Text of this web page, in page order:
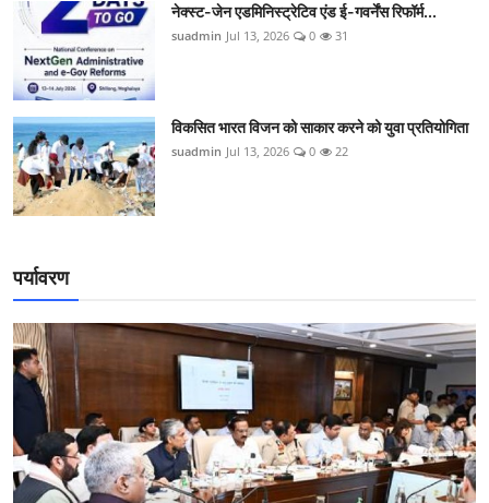
नेक्स्ट-जेन एडमिनिस्ट्रेटिव एंड ई-गवर्नेंस रिफॉर्म...
suadmin Jul 13, 2026 0 31
विकसित भारत विजन को साकार करने को युवा प्रतियोगिता
suadmin Jul 13, 2026 0 22
पर्यावरण